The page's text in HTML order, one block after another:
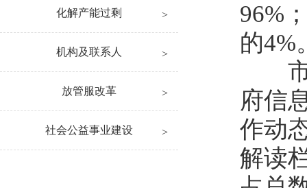
化解产能过剩
机构及联系人
放管服改革
社会公益事业建设
96%
的4%
市
府信
作动
解读